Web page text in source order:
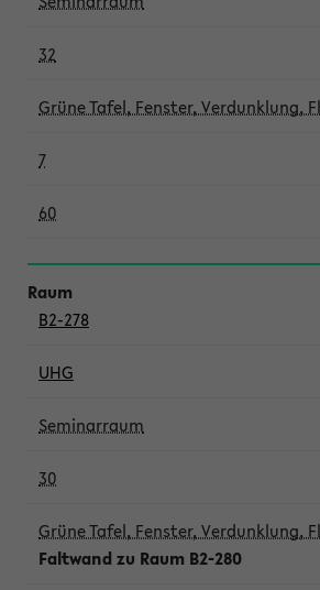
32
Grüne Tafel, Fenster, Verdunklung,
7
60
B2-278
UHG
Seminarraum
30
Grüne Tafel, Fenster, Verdunklung,
Faltwand zu Raum B2-280